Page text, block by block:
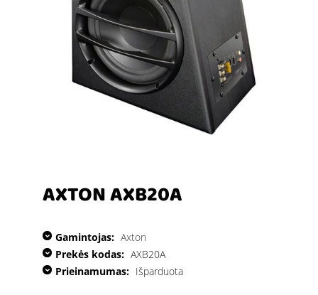
AXTON AXB20A
Gamintojas: Axton
Prekės kodas: AXB20A
Prieinamumas: Išparduota